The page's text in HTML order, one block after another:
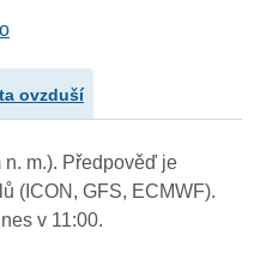
ovzduší
m.). Předpověď je
(ICON, GFS, ECMWF).
v 11:00.